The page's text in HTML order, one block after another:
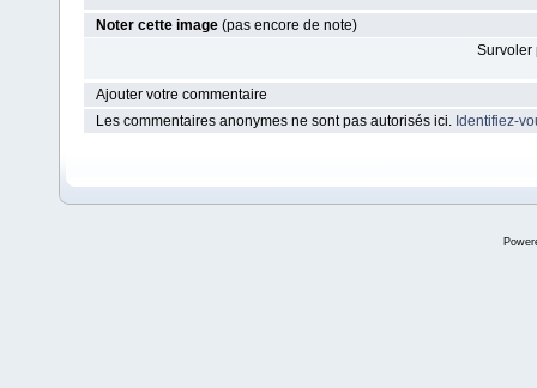
Noter cette image (pas encore de note)
Survoler
Ajouter votre commentaire
Les commentaires anonymes ne sont pas autorisés ici. Identifiez-